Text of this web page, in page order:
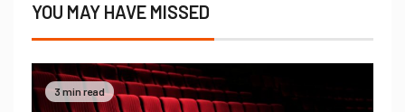
YOU MAY HAVE MISSED
3 min read